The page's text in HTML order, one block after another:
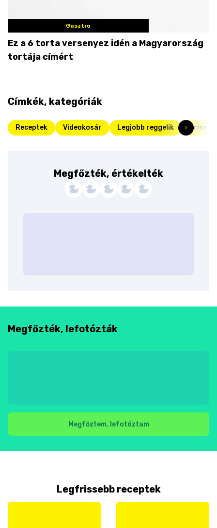
Gasztro
Ez a 6 torta versenyez idén a Magyarország
tortája címért
Címkék, kategóriák
Receptek Videokosár Legjobb reggelik Friss
Megfőzték, értékelték
Megfőzték, lefotózták
Megfőztem, lefotóztam
Legfrissebb receptek